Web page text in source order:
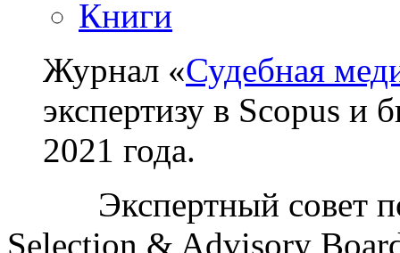
Книги
Журнал «Судебная
экспертизу в Scopus и
2021 года.
Экспертный совет
Selection & Advisory